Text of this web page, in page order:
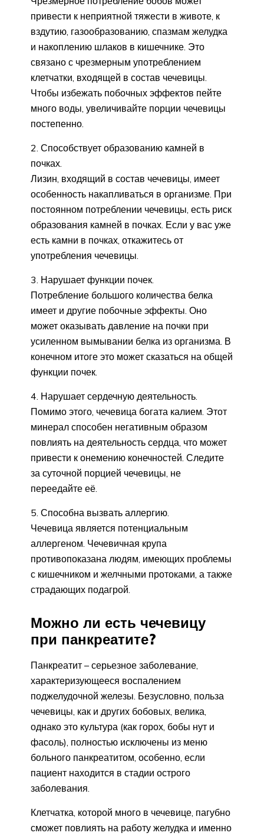
привести к неприятной тяжести в животе, к
вздутию, газообразованию, спазмам желудка
и накоплению шлаков в кишечнике. Это
связано с чрезмерным употреблением
клетчатки, входящей в состав чечевицы.
Чтобы избежать побочных эффектов пейте
много воды, увеличивайте порции чечевицы
постепенно.
2. Способствует образованию камней в
почках.
Лизин, входящий в состав чечевицы, имеет
особенность накапливаться в организме. При
постоянном потреблении чечевицы, есть риск
образования камней в почках. Если у вас уже
есть камни в почках, откажитесь от
употребления чечевицы.
3. Нарушает функции почек.
Потребление большого количества белка
имеет и другие побочные эффекты. Оно
может оказывать давление на почки при
усиленном вымывании белка из организма. В
конечном итоге это может сказаться на общей
функции почек.
4. Нарушает сердечную деятельность.
Помимо этого, чечевица богата калием. Этот
минерал способен негативным образом
повлиять на деятельность сердца, что может
привести к онемению конечностей. Следите
за суточной порцией чечевицы, не
переедайте её.
5. Способна вызвать аллергию.
Чечевица является потенциальным
аллергеном. Чечевичная крупа
противопоказана людям, имеющих проблемы
с кишечником и желчными протоками, а также
страдающих подагрой.
Можно ли есть чечевицу
при панкреатите?
Панкреатит – серьезное заболевание,
характеризующееся воспалением
поджелудочной железы. Безусловно, польза
чечевицы, как и других бобовых, велика,
однако это культура (как горох, бобы нут и
фасоль), полностью исключены из меню
больного панкреатитом, особенно, если
пациент находится в стадии острого
заболевания.
Клетчатка, которой много в чечевице, пагубно
сможет повлиять на работу желудка и именно